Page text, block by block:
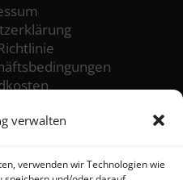
verwalten
verwenden wir Technologien wie
Funktion
stehen dir als